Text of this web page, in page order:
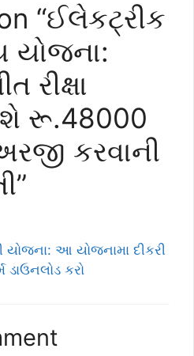
“ઈલેકટ્રીક
યોજના:
રીક્ષા
રૂ.48000
કરવાની
યોજના: આ યોજનામા દીકરી
કરો